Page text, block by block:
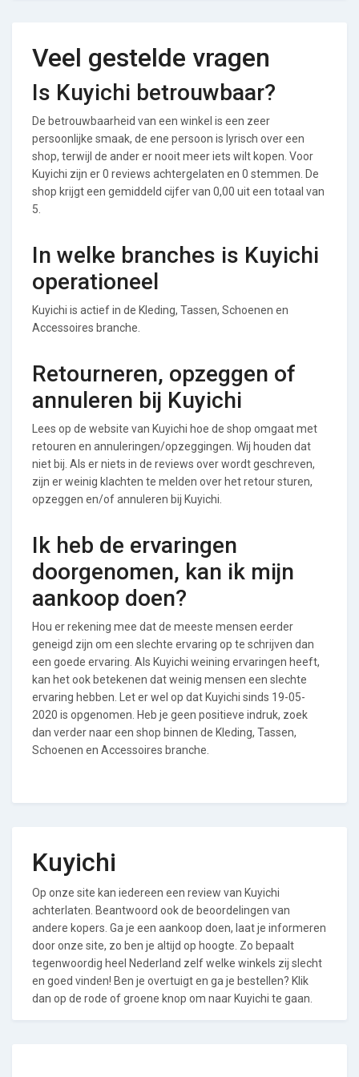
Veel gestelde vragen
Is Kuyichi betrouwbaar?
De betrouwbaarheid van een winkel is een zeer
persoonlijke smaak, de ene persoon is lyrisch over een
shop, terwijl de ander er nooit meer iets wilt kopen. Voor
Kuyichi zijn er 0 reviews achtergelaten en 0 stemmen. De
shop krijgt een gemiddeld cijfer van 0,00 uit een totaal van
5.
In welke branches is Kuyichi
operationeel
Kuyichi is actief in de Kleding, Tassen, Schoenen en
Accessoires branche.
Retourneren, opzeggen of
annuleren bij Kuyichi
Lees op de website van Kuyichi hoe de shop omgaat met
retouren en annuleringen/opzeggingen. Wij houden dat
niet bij. Als er niets in de reviews over wordt geschreven,
zijn er weinig klachten te melden over het retour sturen,
opzeggen en/of annuleren bij Kuyichi.
Ik heb de ervaringen
doorgenomen, kan ik mijn
aankoop doen?
Hou er rekening mee dat de meeste mensen eerder
geneigd zijn om een slechte ervaring op te schrijven dan
een goede ervaring. Als Kuyichi weining ervaringen heeft,
kan het ook betekenen dat weinig mensen een slechte
ervaring hebben. Let er wel op dat Kuyichi sinds 19-05-
2020 is opgenomen. Heb je geen positieve indruk, zoek
dan verder naar een shop binnen de Kleding, Tassen,
Schoenen en Accessoires branche.
Kuyichi
Op onze site kan iedereen een review van Kuyichi
achterlaten. Beantwoord ook de beoordelingen van
andere kopers. Ga je een aankoop doen, laat je informeren
door onze site, zo ben je altijd op hoogte. Zo bepaalt
tegenwoordig heel Nederland zelf welke winkels zij slecht
en goed vinden! Ben je overtuigt en ga je bestellen? Klik
dan op de rode of groene knop om naar Kuyichi te gaan.